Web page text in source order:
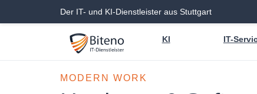
Der IT- und KI-Dienstleister aus Stuttgart
KI IT-
MODERN WORK